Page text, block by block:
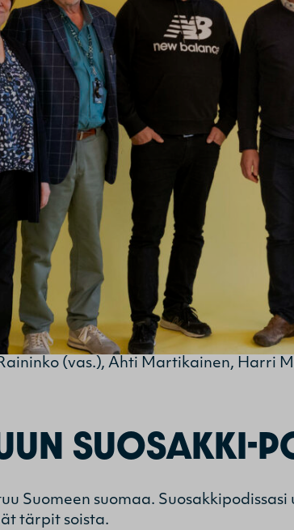
(vas.), Ahti Martikainen, Harri
SUOSAKKI-
Suomeen suomaa.
tärpit soista.